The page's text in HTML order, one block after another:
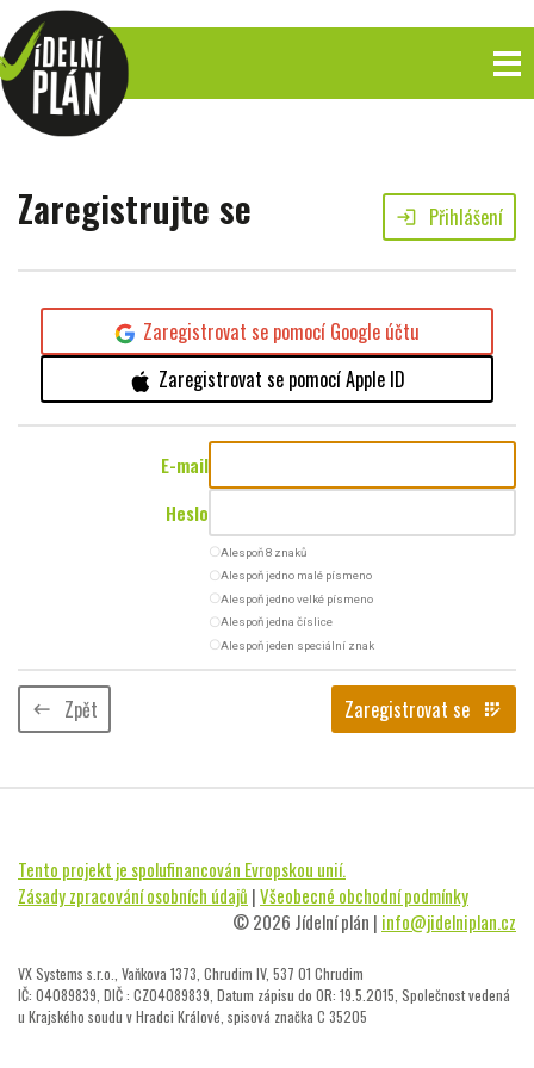
Zaregistrujte se login Přihlášení
Zaregistrovat se pomocí Google účtu
Zaregistrovat se pomocí Apple ID
E-mail
Heslo
radio_button_uncheckedAlespoň 8 znaků
radio_button_uncheckedAlespoň jedno malé písmeno
radio_button_uncheckedAlespoň jedno velké písmeno
radio_button_uncheckedAlespoň jedna číslice
radio_button_uncheckedAlespoň jeden speciální znak
keyboard_backspace Zpět Zaregistrovat se app_registration
Tento projekt je spolufinancován Evropskou unií.
Zásady zpracování osobních údajů |Všeobecné obchodní podmínky
© 2026 Jídelní plán | info@jidelniplan.cz
VX Systems s.r.o., Vaňkova 1373, Chrudim IV, 537 01 Chrudim
IČ: 04089839, DIČ : CZ04089839, Datum zápisu do OR: 19.5.2015, Společnost vedená
u Krajského soudu v Hradci Králové, spisová značka C 35205